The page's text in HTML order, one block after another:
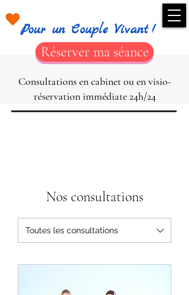
Consultations en cabinet ou en visio-
réservation immédiate 24h/24
Pour un Couple Vivant !
Réserver ma séance
Nos consultations
Toutes les consultations